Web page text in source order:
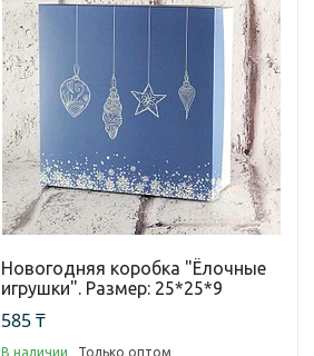
Новогодняя коробка "Ёлочные
игрушки". Размер: 25*25*9
585 ₸
В наличии Только оптом